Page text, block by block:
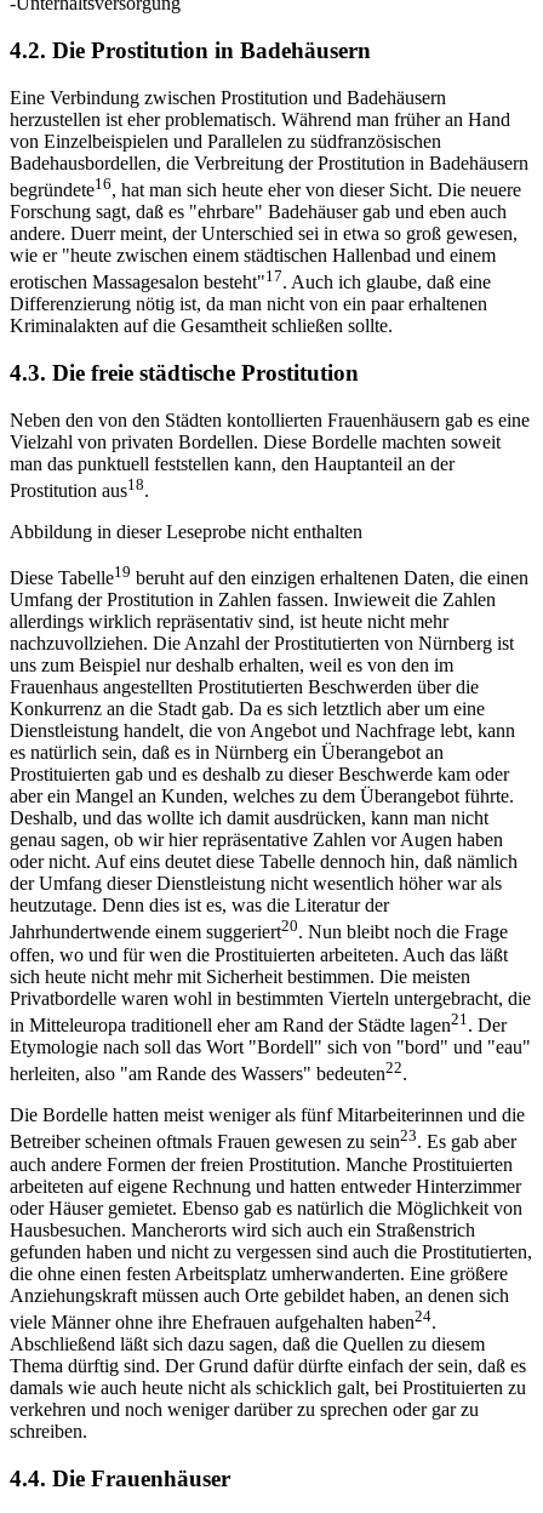
4.2. Die Prostitution in Badehäusern
Eine Verbindung zwischen Prostitution und Badehäusern
herzustellen ist eher problematisch. Während man früher an Hand
von Einzelbeispielen und Parallelen zu südfranzösischen
Badehausbordellen, die Verbreitung der Prostitution in Badehäusern
begründete16, hat man sich heute eher von dieser Sicht. Die neuere
Forschung sagt, daß es "ehrbare" Badehäuser gab und eben auch
andere. Duerr meint, der Unterschied sei in etwa so groß gewesen,
wie er "heute zwischen einem städtischen Hallenbad und einem
erotischen Massagesalon besteht"17. Auch ich glaube, daß eine
Differenzierung nötig ist, da man nicht von ein paar erhaltenen
Kriminalakten auf die Gesamtheit schließen sollte.
4.3. Die freie städtische Prostitution
Neben den von den Städten kontollierten Frauenhäusern gab es eine
Vielzahl von privaten Bordellen. Diese Bordelle machten soweit
man das punktuell feststellen kann, den Hauptanteil an der
Prostitution aus18.
Abbildung in dieser Leseprobe nicht enthalten
Diese Tabelle19 beruht auf den einzigen erhaltenen Daten, die einen
Umfang der Prostitution in Zahlen fassen. Inwieweit die Zahlen
allerdings wirklich repräsentativ sind, ist heute nicht mehr
nachzuvollziehen. Die Anzahl der Prostitutierten von Nürnberg ist
uns zum Beispiel nur deshalb erhalten, weil es von den im
Frauenhaus angestellten Prostitutierten Beschwerden über die
Konkurrenz an die Stadt gab. Da es sich letztlich aber um eine
Dienstleistung handelt, die von Angebot und Nachfrage lebt, kann
es natürlich sein, daß es in Nürnberg ein Überangebot an
Prostituierten gab und es deshalb zu dieser Beschwerde kam oder
aber ein Mangel an Kunden, welches zu dem Überangebot führte.
Deshalb, und das wollte ich damit ausdrücken, kann man nicht
genau sagen, ob wir hier repräsentative Zahlen vor Augen haben
oder nicht. Auf eins deutet diese Tabelle dennoch hin, daß nämlich
der Umfang dieser Dienstleistung nicht wesentlich höher war als
heutzutage. Denn dies ist es, was die Literatur der
Jahrhundertwende einem suggeriert20. Nun bleibt noch die Frage
offen, wo und für wen die Prostituierten arbeiteten. Auch das läßt
sich heute nicht mehr mit Sicherheit bestimmen. Die meisten
Privatbordelle waren wohl in bestimmten Vierteln untergebracht, die
in Mitteleuropa traditionell eher am Rand der Städte lagen21 . Der
Etymologie nach soll das Wort "Bordell" sich von "bord" und "eau"
herleiten, also "am Rande des Wassers" bedeuten22.
Die Bordelle hatten meist weniger als fünf Mitarbeiterinnen und die
Betreiber scheinen oftmals Frauen gewesen zu sein23. Es gab aber
auch andere Formen der freien Prostitution. Manche Prostituierten
arbeiteten auf eigene Rechnung und hatten entweder Hinterzimmer
oder Häuser gemietet. Ebenso gab es natürlich die Möglichkeit von
Hausbesuchen. Mancherorts wird sich auch ein Straßenstrich
gefunden haben und nicht zu vergessen sind auch die Prostitutierten,
die ohne einen festen Arbeitsplatz umherwanderten. Eine größere
Anziehungskraft müssen auch Orte gebildet haben, an denen sich
viele Männer ohne ihre Ehefrauen aufgehalten haben24.
Abschließend läßt sich dazu sagen, daß die Quellen zu diesem
Thema dürftig sind. Der Grund dafür dürfte einfach der sein, daß es
damals wie auch heute nicht als schicklich galt, bei Prostituierten zu
verkehren und noch weniger darüber zu sprechen oder gar zu
schreiben.
4.4. Die Frauenhäuser